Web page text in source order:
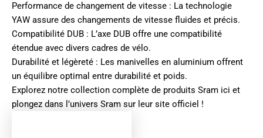
Performance de changement de vitesse : La technologie
YAW assure des changements de vitesse fluides et précis.
Compatibilité DUB : L’axe DUB offre une compatibilité
étendue avec divers cadres de vélo.
Durabilité et légèreté : Les manivelles en aluminium offrent
un équilibre optimal entre durabilité et poids.
Explorez notre collection complète de produits Sram ici et
plongez dans l’univers Sram sur leur site officiel !